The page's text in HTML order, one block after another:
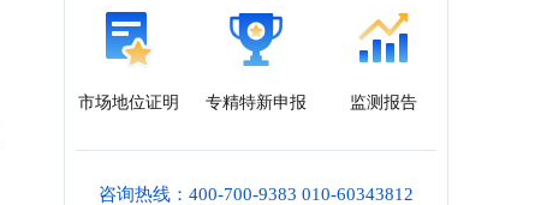
市场地位证明 专精特新申报 监测报告
咨询热线：400-700-9383 010-60343812